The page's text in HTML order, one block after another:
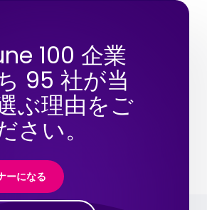
100 企業
95 社が当
ぶ理由をご
さい。
ーになる